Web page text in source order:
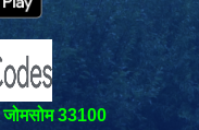
33100